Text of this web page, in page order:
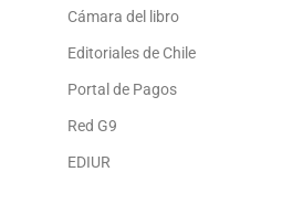
Cámara del libro
Editoriales de Chile
Portal de Pagos
Red G9
EDIUR